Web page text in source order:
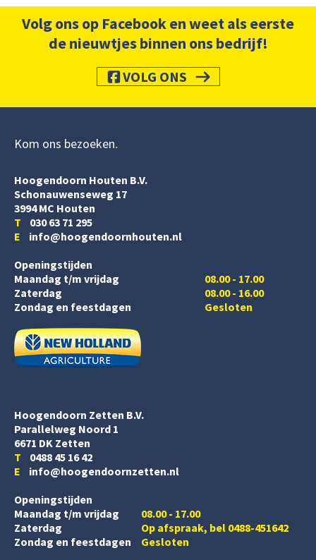
Volg ons op Facebook en weet als eerste
de nieuwtjes binnen ons bedrijf!
VOLG ONS
Kom ons bezoeken
Hoogendoorn Houten B.V.
Schonauwenseweg 17
3994 MC Houten
T 030 63 71 295
E info@hoogendoornhouten.nl
Openingstijden
Maandag t/m vrijdag
Zaterdag
08.00 - 17.00
08.00 - 16.00
Zondag en feestdagen
Gesloten
Hoogendoorn Zetten B.V.
Parallelweg Noord 1
6671 DK Zetten
T 0488 45 16 42
E info@hoogendoornzetten.nl
Openingstijden
Maandag t/m vrijdag
08.00 - 17.00
Zaterdag
Op afspraak, bel 0488-451642
Zondag en feestdagen
Gesloten